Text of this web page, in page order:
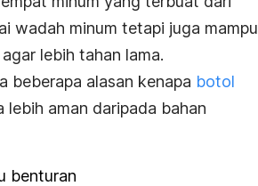
wadah minum tetapi juga mampu
lebih tahan lama.
beberapa alasan kenapa botol
lebih aman daripada bahan
benturan